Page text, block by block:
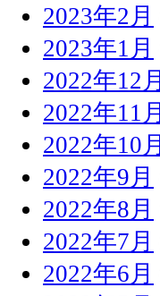
2023年2月
2023年1月
2022年12月
2022年11月
2022年10月
2022年9月
2022年8月
2022年7月
2022年6月